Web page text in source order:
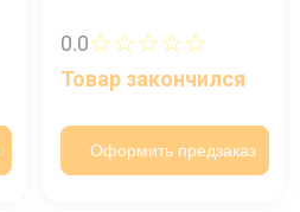
0.0☆☆☆☆☆
Товар закончился
Оформить предзаказ